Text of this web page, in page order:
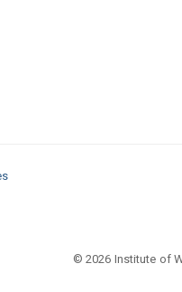
© 2026 Institute of